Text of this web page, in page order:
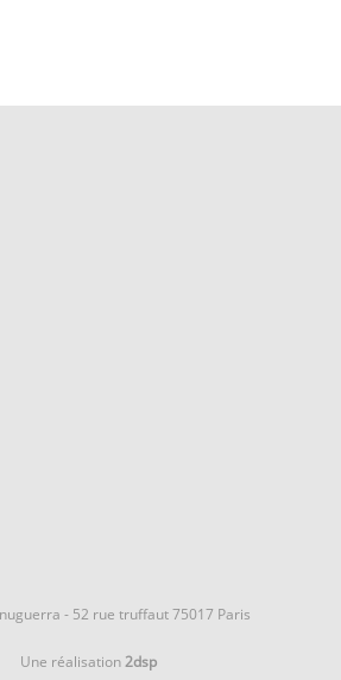
- 52 rue truffaut 75017 Paris
Une réalisation2dsp